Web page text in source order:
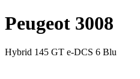
Peugeot 3008
Hybrid 145 GT e-DCS 6 Blu